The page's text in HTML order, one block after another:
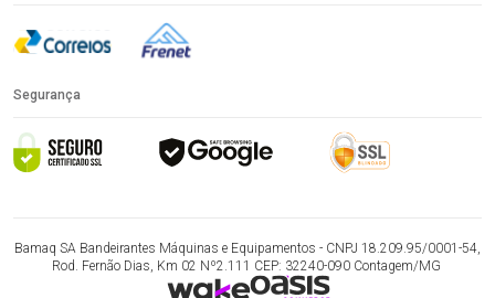
Segurança
Bamaq SA Bandeirantes Máquinas e Equipamentos - CNPJ 18.209.95/0001-54,
Rod. Fernão Dias, Km 02 Nº2.111 CEP: 32240-090 Contagem/MG